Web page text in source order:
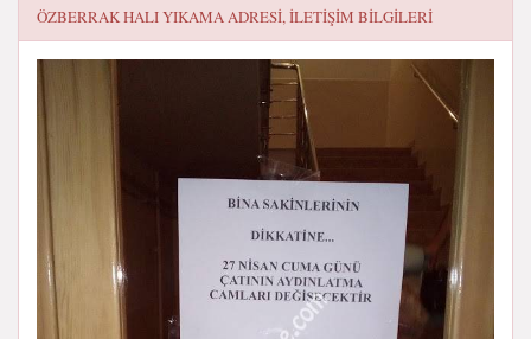
ÖZBERRAK HALI YIKAMAADRESI, ILETIŞIM BILGILERI